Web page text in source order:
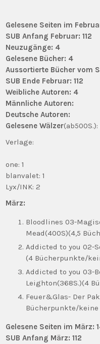
Gelesene Seiten im
SUB Anfang Februar: 112
Neuzugänge: 4
Gelesene Bücher: 4
Aussortierte Bücher vom
SUB Ende Februar: 112
Weibliche Autoren: 4
Männliche Autoren:
Deutsche Autoren:
Gelesene Wälzer(ab500S.):
Verlage:
one: 1
blanvalet: 1
Lyx/INK: 2
März:
Bloodlines 03-
Mead(400S)(4,5
Addicted to you 02-
(4 Bücherpunkte/
Addicted to you 03-
Leighton(368S.)(4
Feuer&Glas- Der
Bücherpunkte/keine
Gelesene Seiten im März:
SUB Anfang März: 112